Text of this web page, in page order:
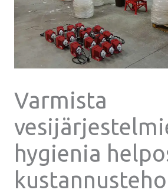
Varmista
hygienia